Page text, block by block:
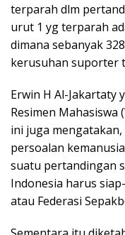
terparah dlm
urut 1 yg terparah
dimana sebanyak
kerusuhan suporter
Erwin H Al-Jakartaty
Resimen Mahasiswa
ini juga
persoalan
suatu pertandingan
Indonesia harus
atau Federasi